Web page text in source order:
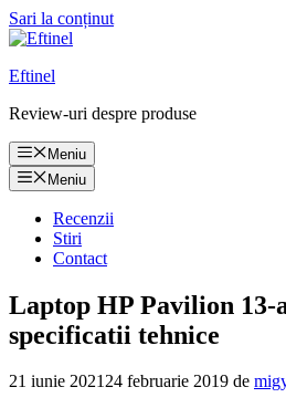
Sari la conținut
Eftinel
Review-uri despre produse
Meniu
Meniu
Recenzii
Stiri
Contact
Laptop HP Pavilion 13-
specificatii tehnice
21 iunie 202124 februarie 2019 de